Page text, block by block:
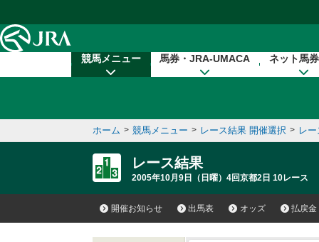
競馬メニュー 馬券・JRA-UMACA ネット馬
ホーム > 競馬メニュー > レース結果 開催選択 > レ
レース結果
2005年10月9日（日曜）4回京都2日 10レース
開催お知らせ 出馬表 オッズ 払戻金